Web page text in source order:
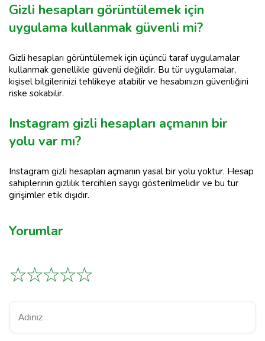
Gizli hesapları görüntülemek için
uygulama kullanmak güvenli mi?
Gizli hesapları görüntülemek için üçüncü taraf uygulamalar
kullanmak genellikle güvenli değildir. Bu tür uygulamalar,
kişisel bilgilerinizi tehlikeye atabilir ve hesabınızın güvenliğini
riske sokabilir.
Instagram gizli hesapları açmanın bir
yolu var mı?
Instagram gizli hesapları açmanın yasal bir yolu yoktur. Hesap
sahiplerinin gizlilik tercihleri saygı gösterilmelidir ve bu tür
girişimler etik dışıdır.
Yorumlar
☆
☆
☆
☆
☆